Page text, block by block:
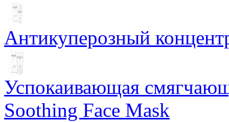
Антикуперозный
Успокаивающая
Soothing Face Mask